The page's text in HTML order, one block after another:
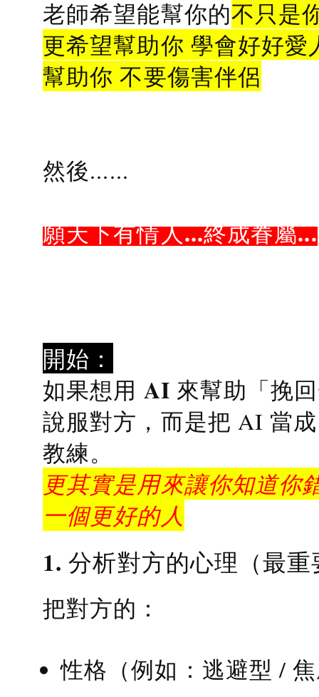
老師希望能幫你的不只是
更希望幫助你 學會好好愛
幫助你 不要傷害伴侶
然後......
願天下有情人...終成眷屬...
開始：
如果想用 AI 來幫助「挽
說服對方，而是把 AI 當
教練。
更其實是用來讓你知道你
一個更好的人
1. 分析對方的心理（最
把對方的：
性格（例如：逃避型 /